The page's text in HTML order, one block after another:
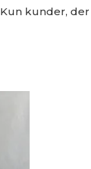
Kun kunder,